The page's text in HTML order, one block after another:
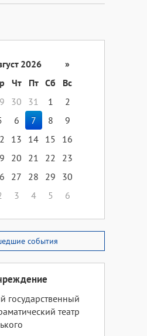
2026
»
Чт Пт Сб
Вс
30 31 1
2
6 7 8
9
13 14 15
16
20 21 22
23
27 28 29
30
3 4 5 6
события
государственный
театр